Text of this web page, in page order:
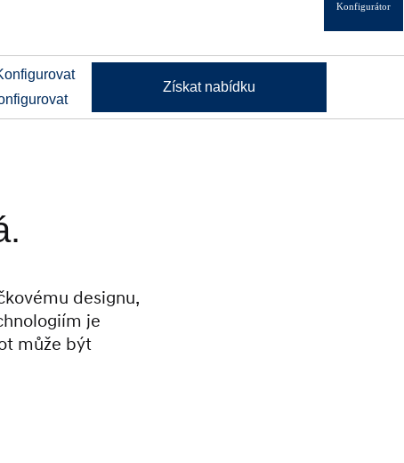
Konfigurátor
Získat nabídku
designu,
je
může být